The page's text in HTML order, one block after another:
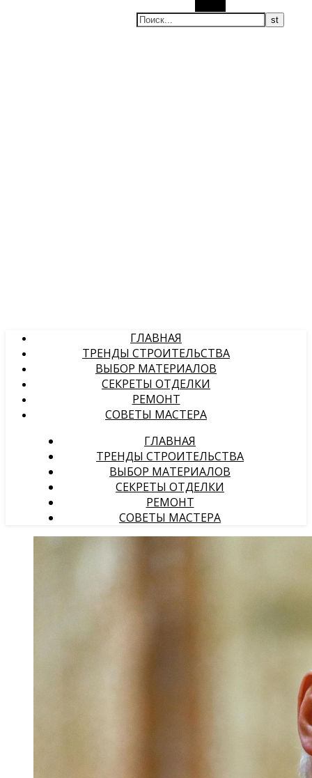
ГЛАВНАЯ
ТРЕНДЫ СТРОИТЕЛЬСТВА
ВЫБОР МАТЕРИАЛОВ
СЕКРЕТЫ ОТДЕЛКИ
РЕМОНТ
СОВЕТЫ МАСТЕРА
ГЛАВНАЯ
ТРЕНДЫ СТРОИТЕЛЬСТВА
ВЫБОР МАТЕРИАЛОВ
СЕКРЕТЫ ОТДЕЛКИ
РЕМОНТ
СОВЕТЫ МАСТЕРА